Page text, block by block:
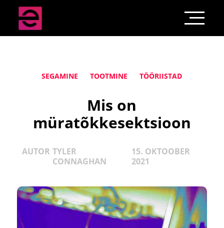
SEGAMINE TOOTMINE TÖÖRIISTAD
Mis on
müratõkkesektsioon
AUTOR TYLER
CONNAGHAN
15. OKTOOBER
2021